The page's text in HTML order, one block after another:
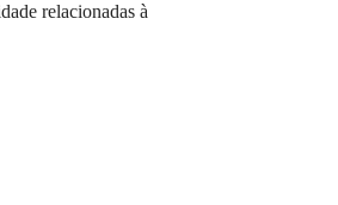
relacionadas à